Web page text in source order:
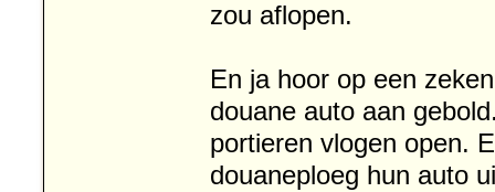
zou aflopen.
En ja hoor op een
douane auto aan
portieren vlogen open.
douaneploeg hun auto